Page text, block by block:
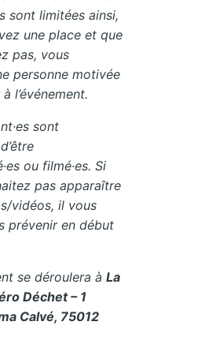
sont limitées ainsi,
une place et que
pas, vous
personne motivée
l’événement.
sont
ou filmé·es. Si
pas apparaître
vidéos, il vous
prévenir en début
se déroulera àLa
Déchet – 1
Calvé, 75012